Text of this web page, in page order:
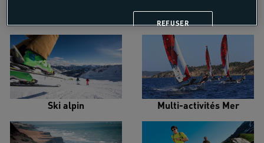
Snowboard
Ski alpin Multi-activités Mer
REFUSER